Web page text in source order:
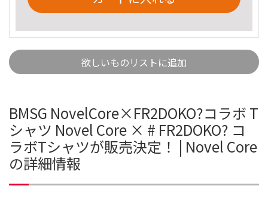
欲しいものリストに追加
BMSG NovelCore×FR2DOKO?コラボ T
シャツ Novel Core × # FR2DOKO? コ
ラボTシャツが販売決定！ | Novel Core
の詳細情報